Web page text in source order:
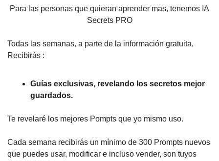
Para las personas que quieran aprender mas, tenemos IA
Secrets PRO
Todas las semanas, a parte de la información gratuita,
Recibirás :
Guías exclusivas, revelando los secretos mejor
guardados.
Te revelaré los mejores Pompts que yo mismo uso.
Cada semana recibirás un mínimo de 300 Prompts nuevos
que puedes usar, modificar e incluso vender, son tuyos